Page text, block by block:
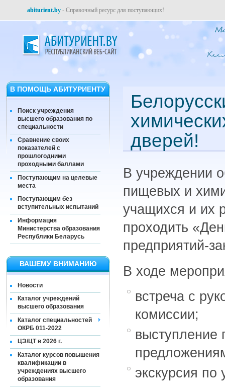
abiturient.by - Справочный ресурс для поступающих!
В ПОМОЩЬ АБИТУРИЕНТУ
Поиск учреждения
высшего образования по
специальности
Сравнение своих
показателей с
прошлогодними
проходными баллами
Поступающим на целевые
места
Поступающим без
вступительных испытаний
Информация
Министерства образования
Республики Беларусь
ВАШЕМУ ВНИМАНИЮ
Новости
Каталог учреждений
высшего образования
Каталог специальностей
ОКРБ 011-2022
ЦЭ/ЦТ в 2026 г.
Каталог курсов повышения
квалификации в
учреждениях высшего
образования
дверей!
В учреждении
пищевых и
учащихся и их
проходить
предприятий-
В ходе
встреча с
комиссии;
выступление
экскурсия